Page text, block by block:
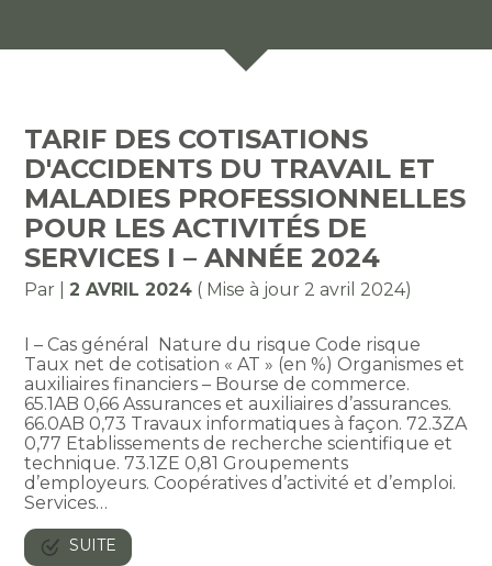
TARIF DES COTISATIONS
D'ACCIDENTS DU TRAVAIL ET
MALADIES PROFESSIONNELLES
POUR LES ACTIVITÉS DE
SERVICES I – ANNÉE 2024
Par |2 AVRIL 2024 ( Mise à jour 2 avril 2024)
I – Cas général Nature du risque Code risque
Taux net de cotisation « AT » (en %) Organismes et
auxiliaires financiers – Bourse de commerce.
65.1AB 0,66 Assurances et auxiliaires d’assurances.
66.0AB 0,73 Travaux informatiques à façon. 72.3ZA
0,77 Etablissements de recherche scientifique et
technique. 73.1ZE 0,81 Groupements
d’employeurs. Coopératives d’activité et d’emploi.
Services…
SUITE